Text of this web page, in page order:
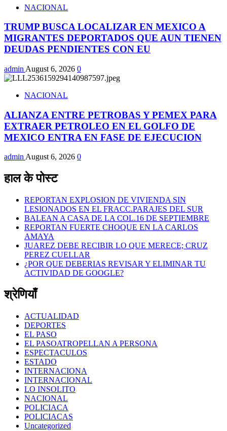
NACIONAL
TRUMP BUSCA LOCALIZAR EN MEXICO A
MIGRANTES DEPORTADOS QUE AUN TIENEN
DEUDAS PENDIENTES CON EU
admin August 6, 2026 0
NACIONAL
ALIANZA ENTRE PETROBAS Y PEMEX PARA
EXTRAER PETROLEO EN EL GOLFO DE
MEXICO ENTRA EN FASE DE EJECUCION
adminAugust 6, 2026 0
हाल के पोस्ट
REPORTAN EXPLOSION DE VIVIENDA SIN
LESIONADOS EN EL FRACC.PARAJES DEL SUR
BALEAN A CASA DE LA COL.16 DE SEPTIEMBRE
REPORTAN FUERTE CHOQUE EN LA CARLOS
AMAYA
JUAREZ DEBE RECIBIR LO QUE MERECE; CRUZ
PEREZ CUELLAR
¿POR QUE DEBERIAS REVISAR Y ELIMINAR TU
ACTIVIDAD DE GOOGLE?
श्रेणियाँ
ACTUALIDAD
DEPORTES
EL PASO
EL PASOATROPELLAN A PERSONA
ESPECTACULOS
ESTADO
INTERNACIONA
INTERNACIONAL
LO INSOLITO
NACIONAL
POLICIACA
POLICIACAS
Uncategorized